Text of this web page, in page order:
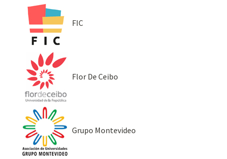
FIC
Flor De Ceibo
Grupo Montevideo